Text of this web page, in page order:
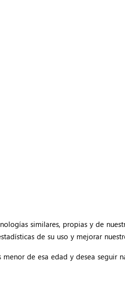
similares, propias y de
de su uso y mejorar
de esa edad y desea